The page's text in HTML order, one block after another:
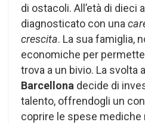
di ostacoli. All’età di dieci
diagnosticato con una
crescita. La sua famiglia,
economiche per
trova a un bivio. La svolta
Barcellona decide di
talento, offrendogli un
coprire le spese